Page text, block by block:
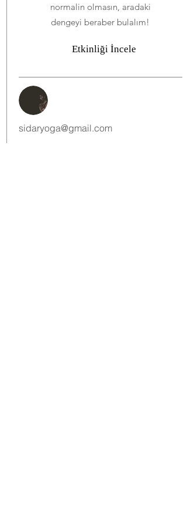
normalin olmasın, aradaki
dengeyi beraber bulalım!
Etkinliği İncele
sidaryoga@gmail.com